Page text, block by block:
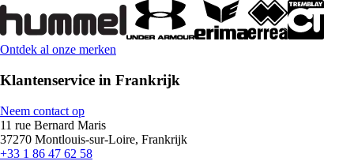
Ontdek al onze merken
Klantenservice in Frankrijk
Neem contact op
11 rue Bernard Maris
37270 Montlouis-sur-Loire, Frankrijk
+33 1 86 47 62 58